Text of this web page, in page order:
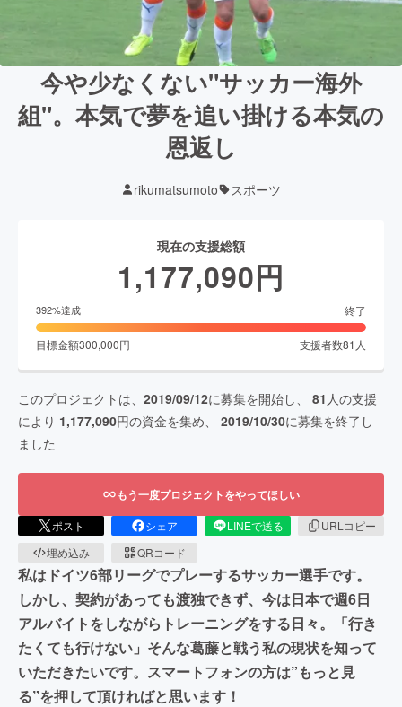
今や少なくない"サッカー海外
組"。本気で夢を追い掛ける本気の
恩返し
rikumatsumoto スポーツ
現在の支援総額
1,177,090円
392%達成 終了
目標金額300,000円 支援者数81 人
このプロジェクトは、 2019/09/12に募集を開始し、 81 人の支援
により 1,177,090円の資金を集め、 2019/10/30に募集を終了し
ました
もう一度プロジェクトをやってほしい
ポスト シェア LINEで送る
URLコピー
埋め込み
QRコード
私はドイツ6部リーグでプレーするサッカー選手です。
しかし、契約があっても渡独できず、今は日本で週6日
アルバイトをしながらトレーニングをする日々。「行き
たくても行けない」そんな葛藤と戦う私の現状を知って
いただきたいです。スマートフォンの方は”もっと見
る”を押して頂ければと思います！